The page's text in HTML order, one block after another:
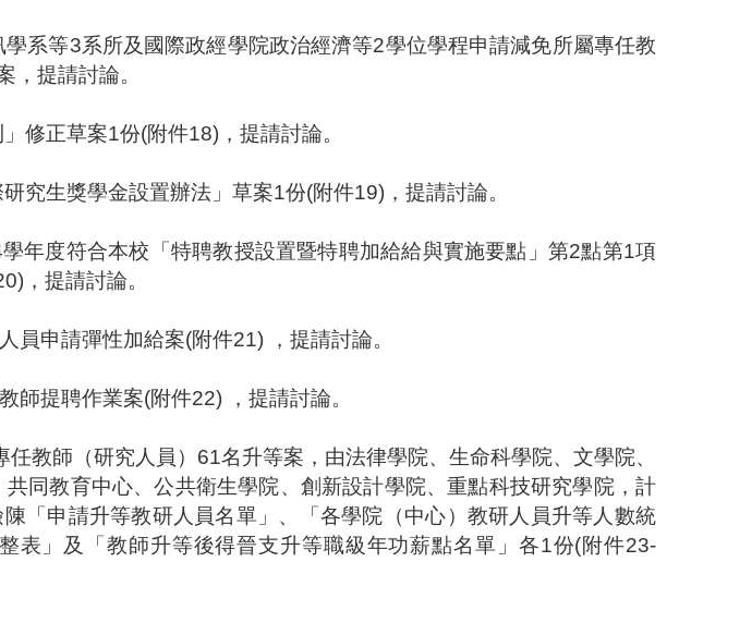
學系等3系所及國際政經學院政治經濟等2學位學程申請減免所屬專任教
，提請討論。
修正草案1份(附件18) ， 提請討論。
究生獎學金設置辦法」草案1份(附件19) ， 提請討論。
學年度符合本校「特聘教授設置暨特聘加給給與實施要點」第2點第1項
，提請討論。
員申請彈性加給案(附件21)
，提請討論。
師提聘作業案(附件22) ， 提請討論。
任教師（研究人員） 61名升等案，由法律學院、生命科學院、文學院、
同教育中心、公共衛生學院、創新設計學院、重點科技研究學院，計
「申請升等教研人員名單」、「各學院（中心）教研人員升等人數統
表」及「教師升等後得晉支升等職級年功薪點名單」各1份(附件23-